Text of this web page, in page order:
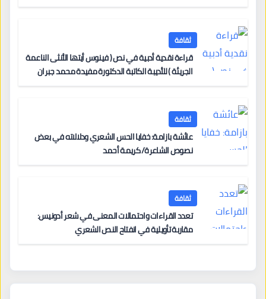
ثقافة
قراءة نقدية أدبية في نص ( فينوس أيتها الأنثى الناعمة
الجريئة ) للأديبة الكاتبة الدكتورة مفيدة محمد جبران
ثقافة
عائشة بازامة: خفايا الحس الشعري ودلالاته في بعض
نصوص الشاعرة/ كريمة أحمد
ثقافة
تعدد القراءات واحتمالات المعنى في شعر أدونيس:
مقاربة تأويلية في انفتاح النص الشعري